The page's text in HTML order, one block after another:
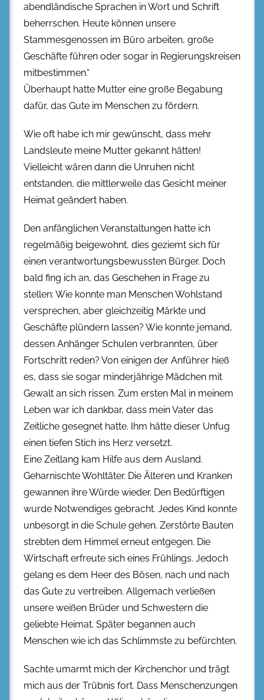
abendländische Sprachen in Wort und Schrift
beherrschen. Heute können unsere
Stammesgenossen im Büro arbeiten, große
Geschäfte führen oder sogar in Regierungskreisen
mitbestimmen.“
Überhaupt hatte Mutter eine große Begabung
dafür, das Gute im Menschen zu fördern.
Wie oft habe ich mir gewünscht, dass mehr
Landsleute meine Mutter gekannt hätten!
Vielleicht wären dann die Unruhen nicht
entstanden, die mittlerweile das Gesicht meiner
Heimat geändert haben.
Den anfänglichen Veranstaltungen hatte ich
regelmäßig beigewohnt, dies geziemt sich für
einen verantwortungsbewussten Bürger. Doch
bald fing ich an, das Geschehen in Frage zu
stellen: Wie konnte man Menschen Wohlstand
versprechen, aber gleichzeitig Märkte und
Geschäfte plündern lassen? Wie konnte jemand,
dessen Anhänger Schulen verbrannten, über
Fortschritt reden? Von einigen der Anführer hieß
es, dass sie sogar minderjährige Mädchen mit
Gewalt an sich rissen. Zum ersten Mal in meinem
Leben war ich dankbar, dass mein Vater das
Zeitliche gesegnet hatte. Ihm hätte dieser Unfug
einen tiefen Stich ins Herz versetzt.
Eine Zeitlang kam Hilfe aus dem Ausland.
Geharnischte Wohltäter. Die Älteren und Kranken
gewannen ihre Würde wieder. Den Bedürftigen
wurde Notwendiges gebracht. Jedes Kind konnte
unbesorgt in die Schule gehen. Zerstörte Bauten
strebten dem Himmel erneut entgegen. Die
Wirtschaft erfreute sich eines Frühlings. Jedoch
gelang es dem Heer des Bösen, nach und nach
das Gute zu vertreiben. Allgemach verließen
unsere weißen Brüder und Schwestern die
geliebte Heimat. Später begannen auch
Menschen wie ich das Schlimmste zu befürchten.
Sachte umarmt mich der Kirchenchor und trägt
mich aus der Trübnis fort. Dass Menschenzungen